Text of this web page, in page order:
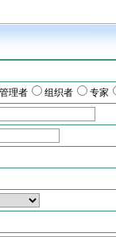
理者 组织者
专家